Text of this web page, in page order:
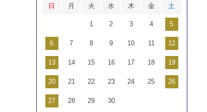
日 月 火 水 木 金 土
1 2 3 4 5
6 7 8 9 10 11 12
13 14 15 16 17 18 19
20 21 22 23 24 25 26
27 28 29 30